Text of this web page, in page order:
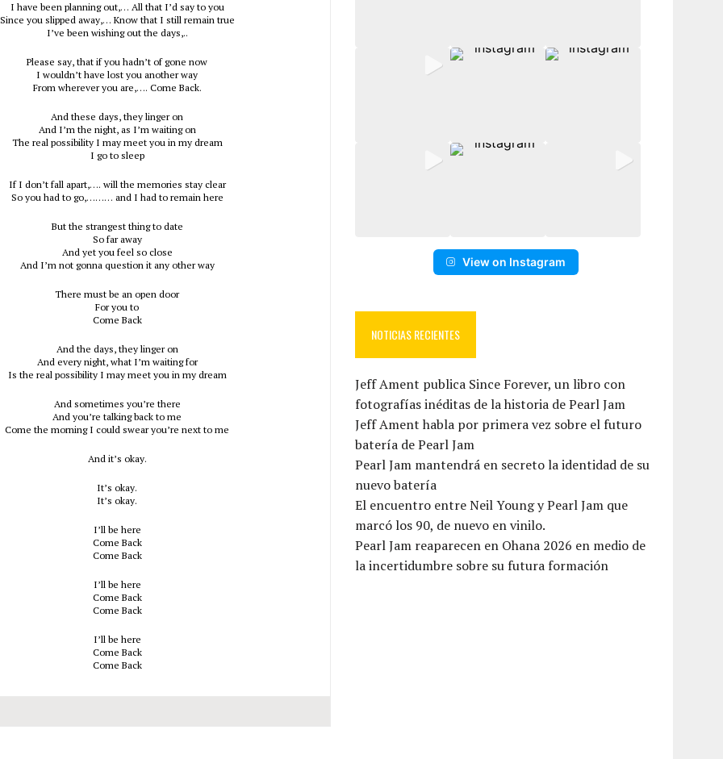
I have been planning out,… All that I’d say to you
Since you slipped away,… Know that I still remain true
I’ve been wishing out the days,..
Please say, that if you hadn’t of gone now
I wouldn’t have lost you another way
From wherever you are,…. Come Back.
And these days, they linger on
And I’m the night, as I’m waiting on
The real possibility I may meet you in my dream
I go to sleep
If I don’t fall apart,…. will the memories stay clear
So you had to go,……… and I had to remain here
But the strangest thing to date
So far away
And yet you feel so close
And I’m not gonna question it any other way
There must be an open door
For you to
Come Back
And the days, they linger on
And every night, what I’m waiting for
Is the real possibility I may meet you in my dream
And sometimes you’re there
And you’re talking back to me
Come the morning I could swear you’re next to me
And it’s okay.
It’s okay.
It’s okay.
I’ll be here
Come Back
Come Back
I’ll be here
Come Back
Come Back
I’ll be here
Come Back
Come Back
View on Instagram
NOTICIAS RECIENTES
Jeff Ament publica Since Forever, un libro con
fotografías inéditas de la historia de Pearl Jam
Jeff Ament habla por primera vez sobre el futuro
batería de Pearl Jam
Pearl Jam mantendrá en secreto la identidad de su
nuevo batería
El encuentro entre Neil Young y Pearl Jam que
marcó los 90, de nuevo en vinilo.
Pearl Jam reaparecen en Ohana 2026 en medio de
la incertidumbre sobre su futura formación